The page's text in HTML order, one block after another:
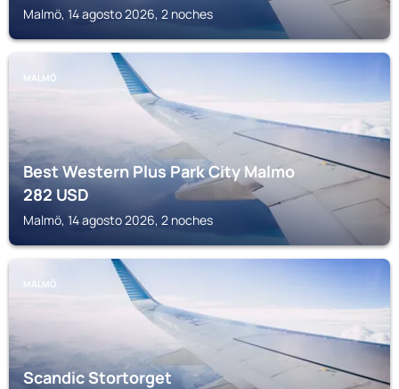
Malmö, 14 agosto 2026, 2 noches
MALMÖ
Best Western Plus Park City Malmo
282USD
Malmö, 14 agosto 2026, 2 noches
MALMÖ
Scandic Stortorget